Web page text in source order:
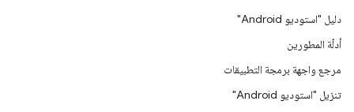
دليل "استوديو Android"
أدلّة المطورين
مرجع واجهة برمجة التطبيقات
تنزيل "استوديو Android"